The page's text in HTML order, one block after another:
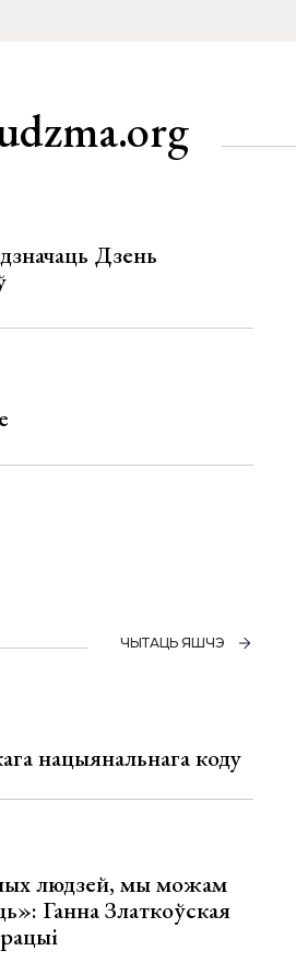
Дзень
ЧЫТАЦЬ ЯШЧЭ
нацыянальнага коду
людзей, мы можам
Ганна Златкоўская